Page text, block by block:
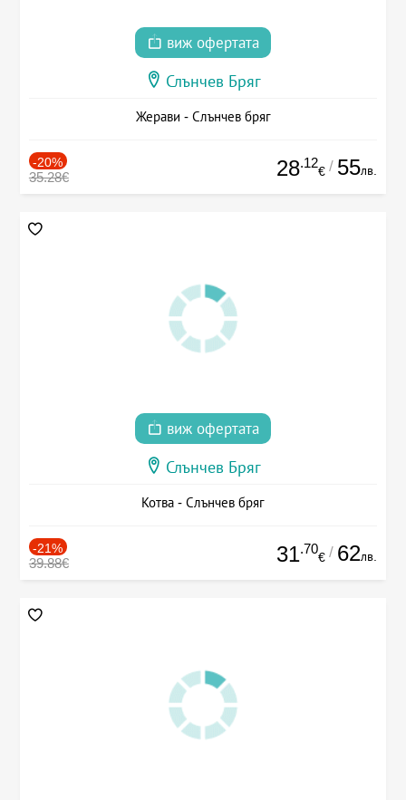
виж офертата
Слънчев Бряг
Жерави - Слънчев бряг
-20%
35.28€ 28.12
€ / 55лв.
виж офертата
Слънчев Бряг
Котва - Слънчев бряг
-21%
39.88€ 31.70
€ / 62лв.